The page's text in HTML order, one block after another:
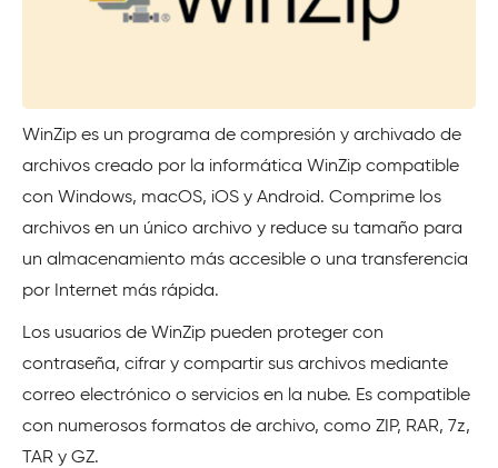
WinZip es un programa de compresión y archivado de
archivos creado por la informática WinZip compatible
con Windows, macOS, iOS y Android. Comprime los
archivos en un único archivo y reduce su tamaño para
un almacenamiento más accesible o una transferencia
por Internet más rápida.
Los usuarios de WinZip pueden proteger con
contraseña, cifrar y compartir sus archivos mediante
correo electrónico o servicios en la nube. Es compatible
con numerosos formatos de archivo, como ZIP, RAR, 7z,
TAR y GZ.